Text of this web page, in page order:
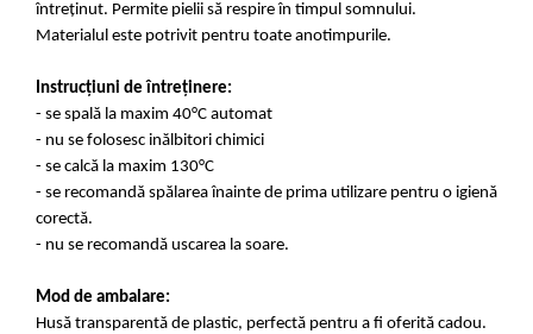
întreținut. Permite pielii să respire în timpul somnului.
Materialul este potrivit pentru toate anotimpurile.
Instrucțiuni de întreținere:
- se spală la maxim 40°C automat
- nu se folosesc inălbitori chimici
- se calcă la maxim 130°C
- se recomandă spălarea înainte de prima utilizare pentru o igienă
corectă.
- nu se recomandă uscarea la soare.
Mod de ambalare:
Husă transparentă de plastic, perfectă pentru a fi oferită cadou.